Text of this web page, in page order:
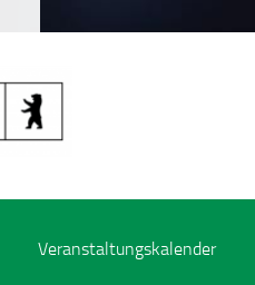
Veranstaltungskalender